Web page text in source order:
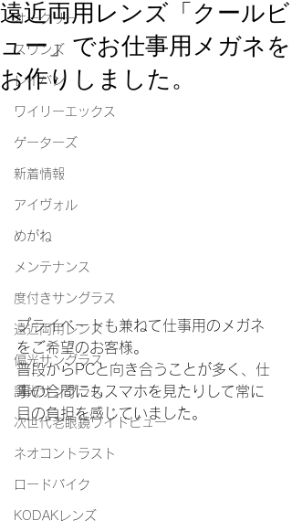
オークリー
スワンズ
レイバン
ワイリーエックス
ゲーターズ
新着情報
アイヴォル
めがね
メンテナンス
度付きサングラス
遠近両用レンズ
偏光サングラス
調光サングラス
次世代老眼鏡ワイドビュー
ネオコントラスト
ロードバイク
KODAKレンズ
遠近両用レンズ「クールビ
ュー」でお仕事用メガネを
お作りしました。
プライベートも兼ねて仕事用のメガネ
をご希望のお客様。
普段からPCと向き合うことが多く、仕
事の合間にもスマホを見たりして常に
目の負担を感じていました。